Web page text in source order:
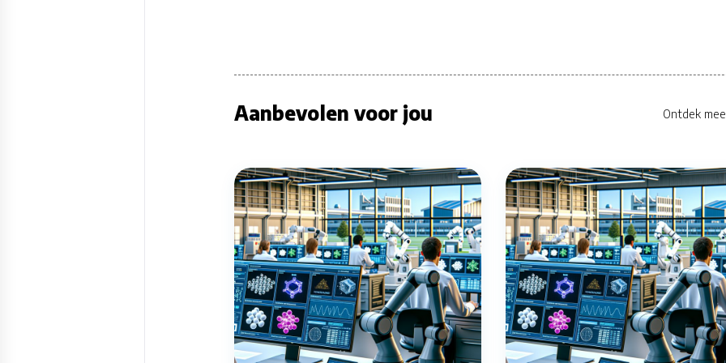
Aanbevolen voor jou Ontdek